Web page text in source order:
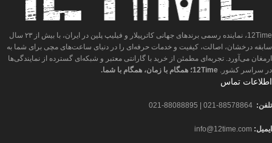
12Time، نماینده رسمی برندهای جهانی کاترپیلار و فیلیپ پلین در ایران، با بیش از ۲۳ سال
سابقه درخشان، اصالت، کیفیت و خدمات حرفه‌ای را در دنیای ساعت‌های مچی برای شما به
ارمغان می‌آورد. تجربه‌ای مطمئن از خرید با گارانتی معتبر و شبکه‌ای گسترده از نمایندگی‌ها
در سراسر کشور. 12Time؛ همگام با زمان، همگام با شما.
اطلاعات تماس
تلفن:
ایمیل: info@12time.com